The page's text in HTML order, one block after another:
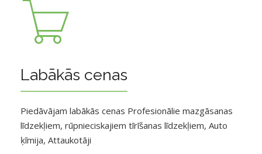
Labākās cenas
Piedāvājam labākās cenas Profesionālie mazgāsanas
līdzekļiem, rūpnieciskajiem tīrīšanas līdzekļiem, Auto
ķīmija, Attaukotāji